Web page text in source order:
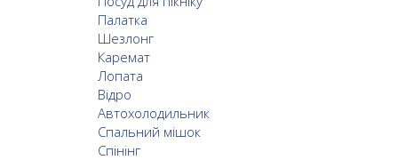
Палатка
Шезлонг
Каремат
Лопата
Відро
Автохолодильник
Спальний мішок
Спінінг